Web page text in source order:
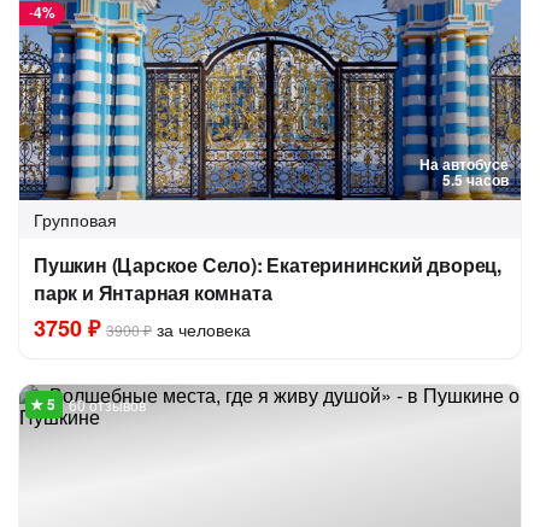
На автобусе
5.5 часов
-4%
Групповая
Пушкин (Царское Село): Екатерининский дворец,
парк и Янтарная комната
3750 ₽ 3900 ₽ за человека
60 отзывов